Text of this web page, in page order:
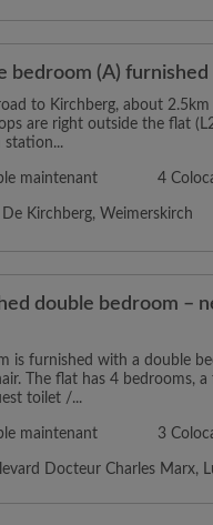
bedroom (A)
to Kirchberg, about
are right outside the flat
station...
maintenant 4
De Kirchberg, Weimerskirch
double bedroom –
is furnished with a double
The flat has 4 bedrooms,
toilet /...
maintenant 3
Docteur Charles Marx,